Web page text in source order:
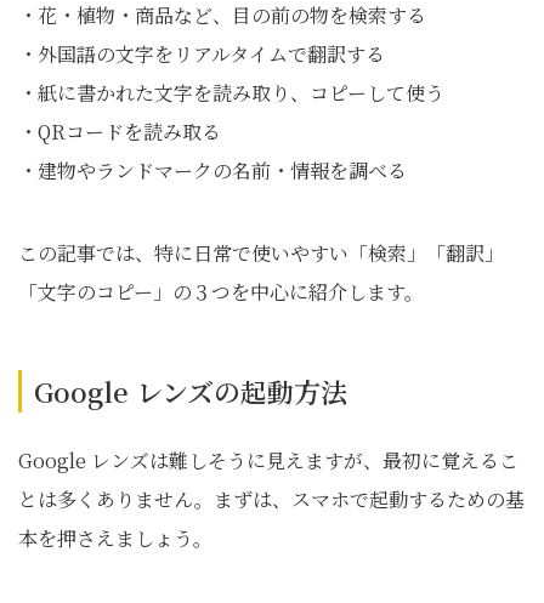
・花・植物・商品など、目の前の物を検索する
・外国語の文字をリアルタイムで翻訳する
・紙に書かれた文字を読み取り、コピーして使う
・QRコードを読み取る
・建物やランドマークの名前・情報を調べる
この記事では、特に日常で使いやすい「検索」「翻訳」
「文字のコピー」の３つを中心に紹介します。
Google レンズの起動方法
Google レンズは難しそうに見えますが、最初に覚えるこ
とは多くありません。まずは、スマホで起動するための基
本を押さえましょう。